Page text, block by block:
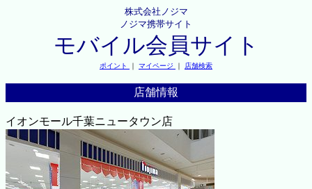
株式会社ノジマ
ノジマ携帯サイト
モバイル会員サイト
ポイント ｜ マイページ ｜ 店舗検索
店舗情報
イオンモール千葉ニュータウン店